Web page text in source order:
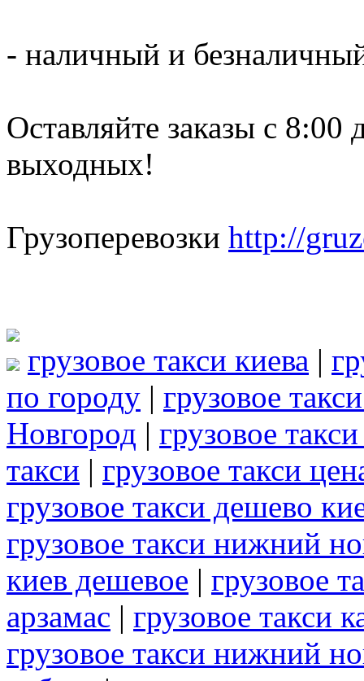
- наличный и
Оставляйте заказы с
выходных!
Грузоперевозки http://
грузовое такси киева |
по городу | грузовое
Новгород | грузовое
такси | грузовое такси
грузовое такси дешево
грузовое такси нижний
киев дешевое | грузовое
арзамас | грузовое такси
грузовое такси нижний